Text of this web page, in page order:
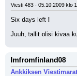
Viesti 483 - 05.10.2009 klo
Six days left !
Juuh, tallit olisi kivaa
Imfromfinland08
Ankkiksen